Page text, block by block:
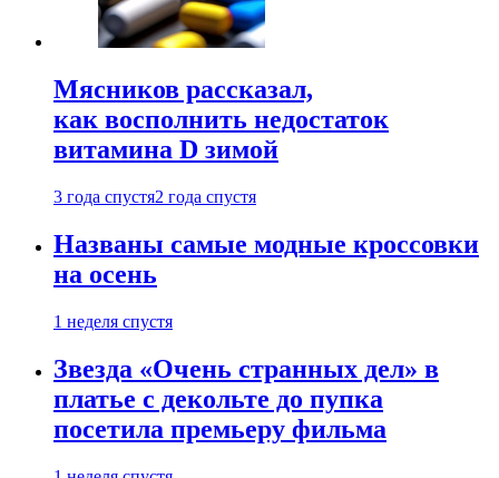
Мясников рассказал,
как восполнить недостаток
витамина D зимой
3 года спустя2 года спустя
Названы самые модные кроссовки
на осень
1 неделя спустя
Звезда «Очень странных дел» в
платье с декольте до пупка
посетила премьеру фильма